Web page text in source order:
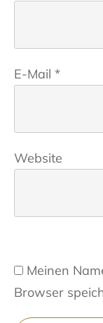
E-Mail *
Website
Meinen
Browser